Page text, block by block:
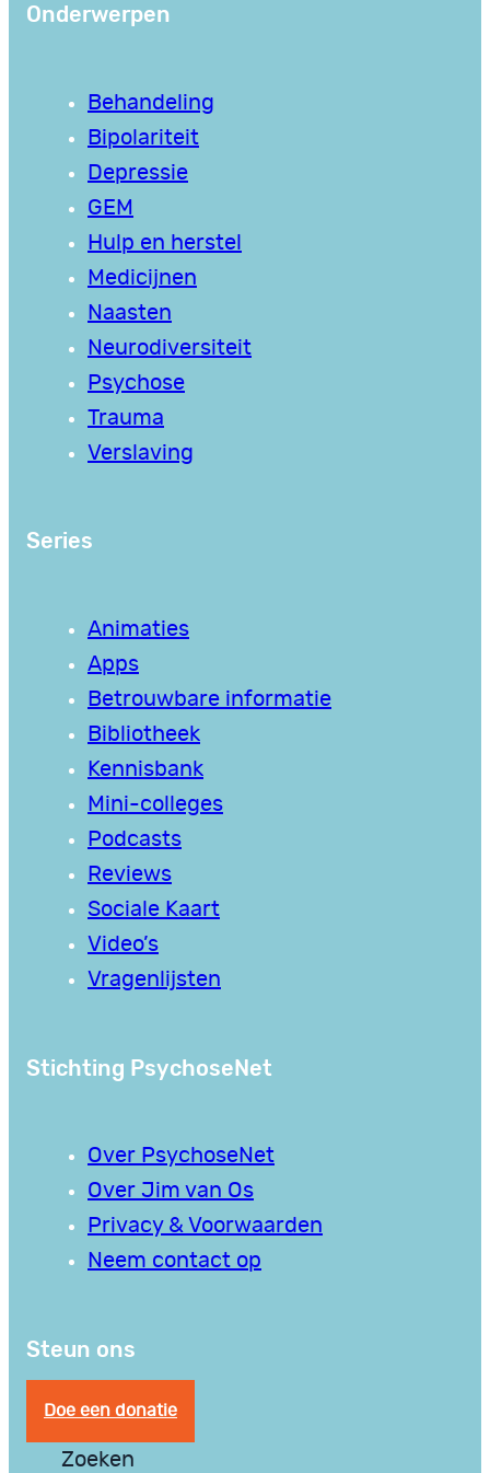
Onderwerpen
Behandeling
Bipolariteit
Depressie
GEM
Hulp en herstel
Medicijnen
Naasten
Neurodiversiteit
Psychose
Trauma
Verslaving
Series
Animaties
Apps
Betrouwbare informatie
Bibliotheek
Kennisbank
Mini-colleges
Podcasts
Reviews
Sociale Kaart
Video’s
Vragenlijsten
Stichting PsychoseNet
Over PsychoseNet
Over Jim van Os
Privacy & Voorwaarden
Neem contact op
Steun ons
Doe een donatie
Zoeken